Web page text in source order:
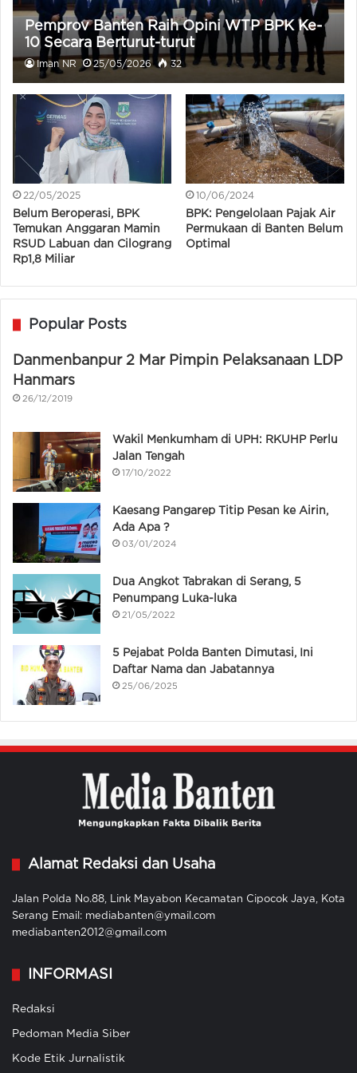
Pemprov Banten Raih Opini WTP BPK Ke-
10 Secara Berturut-turut
Iman NR 25/05/2026 32
22/05/2025
Belum Beroperasi, BPK
Temukan Anggaran Mamin
RSUD Labuan dan Cilograng
Rp1,8 Miliar
10/06/2024
BPK: Pengelolaan Pajak Air
Permukaan di Banten Belum
Optimal
Popular Posts
Danmenbanpur 2 Mar Pimpin Pelaksanaan LDP
Hanmars
26/12/2019
Wakil Menkumham di UPH: RKUHP Perlu
Jalan Tengah
17/10/2022
Kaesang Pangarep Titip Pesan ke Airin,
Ada Apa ?
03/01/2024
Dua Angkot Tabrakan di Serang, 5
Penumpang Luka-luka
21/05/2022
5 Pejabat Polda Banten Dimutasi, Ini
Daftar Nama dan Jabatannya
25/06/2025
Alamat Redaksi dan Usaha
Jalan Polda No.88, Link Mayabon Kecamatan Cipocok Jaya, Kota
Serang Email: mediabanten@ymail.com
mediabanten2012@gmail.com
INFORMASI
Redaksi
Pedoman Media Siber
Kode Etik Jurnalistik